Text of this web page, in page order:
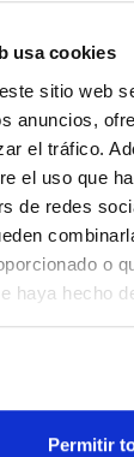
usa cookies
sitio web
anuncios,
el tráfico.
el uso que
de redes
o
haya hecho
Permitir
stock